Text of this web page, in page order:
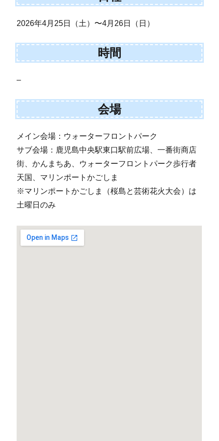
2026年4月25日（土）〜4月26日（日）
時間
–
会場
メイン会場：ウォーターフロントパーク
サブ会場：鹿児島中央駅東口駅前広場、一番街商店
街、かんまちあ、ウォーターフロントパーク歩行者
天国、マリンポートかごしま
※マリンポートかごしま（桜島と芸術花火大会）は
土曜日のみ